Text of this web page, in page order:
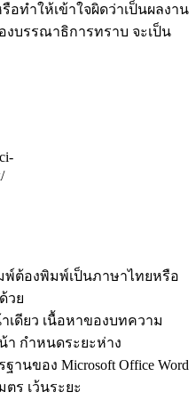
อทำให้เข้าใจผิดว่าเป็นผลงาน
บรรณาธิการทราบ จะเป็น
ต้องพิมพ์เป็นภาษาไทยหรือ
วย
เดียว เนื้อหาของบทความ
า กำหนดระยะห่าง
นของ Microsoft Office Word
ตร เว้นระยะ